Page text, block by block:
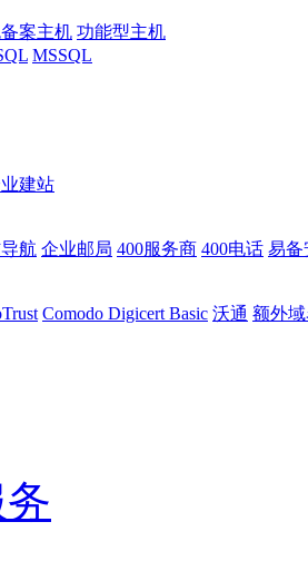
案主机 功能型主机
MSSQL
建站
航 企业邮局 400服务商 400电话 易备
Comodo Digicert Basic 沃通 额外